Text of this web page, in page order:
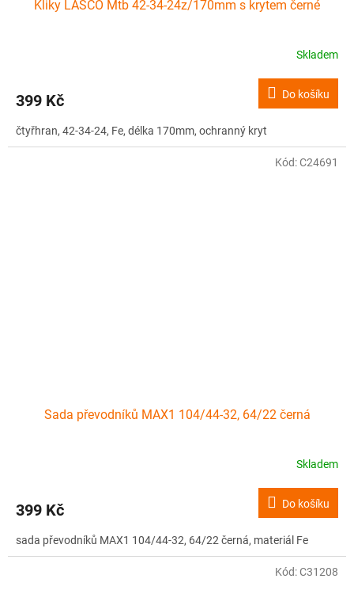
Kliky LASCO Mtb 42-34-24z/170mm s krytem černé
Skladem
399 Kč Do košíku
čtyřhran, 42-34-24, Fe, délka 170mm, ochranný kryt
Sada převodníků MAX1 104/44-32, 64/22 černá
Skladem
399 Kč Do košíku
sada převodníků MAX1 104/44-32, 64/22 černá, materiál Fe
Kód:C24691
Kód:C31208